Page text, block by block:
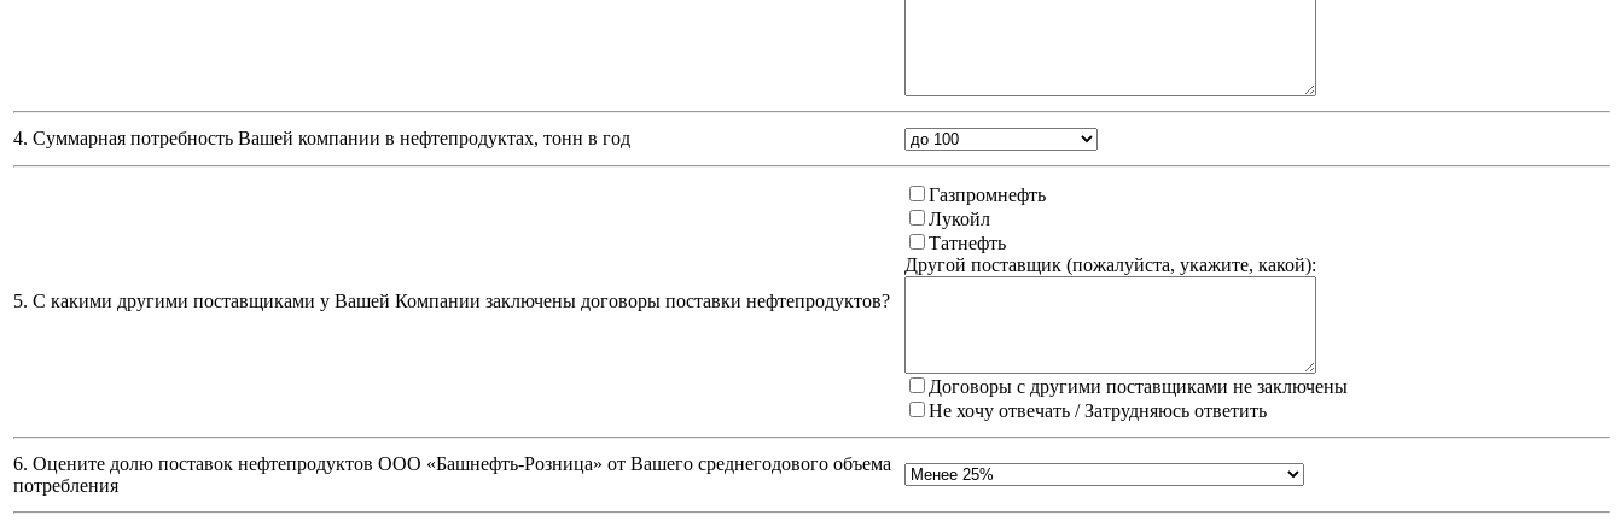
4. Суммарная потребность Вашей компании в нефтепродуктах, тонн в год
5. С какими другими поставщиками у Вашей Компании заключены договоры поставки нефтепродуктов?
Газпромнефть
Лукойл
Татнефть
Другой поставщик (пожалуйста, укажите, какой):
Договоры с другими поставщиками не заключены
Не хочу отвечать / Затрудняюсь ответить
6. Оцените долю поставок нефтепродуктов ООО «Башнефть-Розница» от Вашего среднегодового объема
потребления